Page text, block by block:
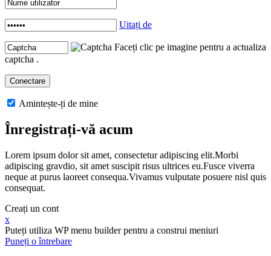
Uitați de
Faceți clic pe imagine pentru a actualiza
captcha .
Amintește-ți de mine
Înregistrați-vă acum
Lorem ipsum dolor sit amet, consectetur adipiscing elit.Morbi
adipiscing gravdio, sit amet suscipit risus ultrices eu.Fusce viverra
neque at purus laoreet consequa.Vivamus vulputate posuere nisl quis
consequat.
Creați un cont
x
Puteți utiliza WP menu builder pentru a construi meniuri
Puneți o întrebare